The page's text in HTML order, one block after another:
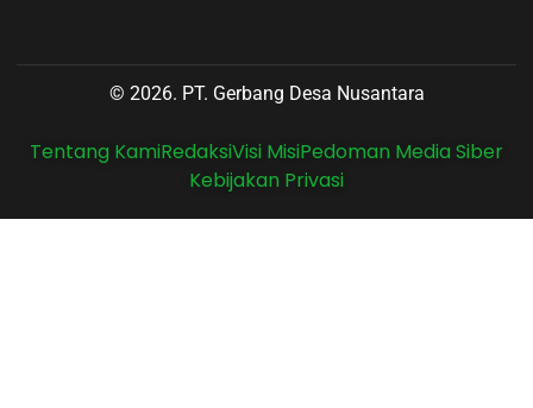
© 2026. PT. Gerbang Desa Nusantara
Tentang KamiRedaksiVisi MisiPedoman Media Siber
Kebijakan Privasi